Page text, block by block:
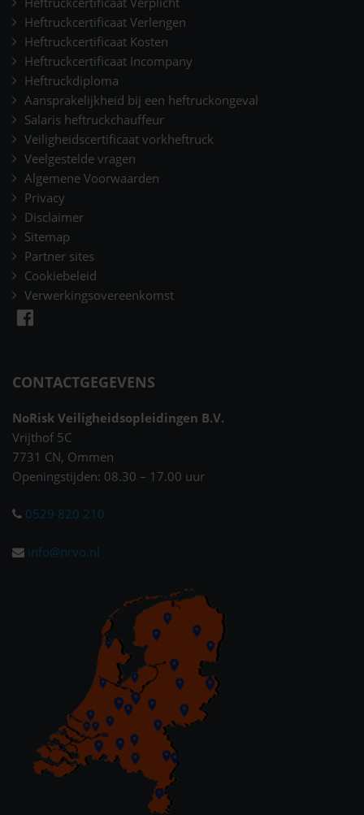
Heftruckcertificaat Verlengen
Heftruckcertificaat Kosten
Heftruckcertificaat Incompany
Heftruckdiploma
Aansprakelijkheid bij een heftruckongeval
Salaris heftruckchauffeur
Veiligheidscertificaat vorkheftruck
Veelgestelde vragen
Algemene Voorwaarden
Privacy
Disclaimer
Sitemap
Partner sites
Cookiebeleid
Verwerkingsovereenkomst
CONTACTGEGEVENS
NoRisk Veiligheidsopleidingen B.V.
Vrijthof 5C
7731 CN, Ommen
Openingstijden: 08.30 – 17.00 uur
0529 820 210
info@nrvo.nl